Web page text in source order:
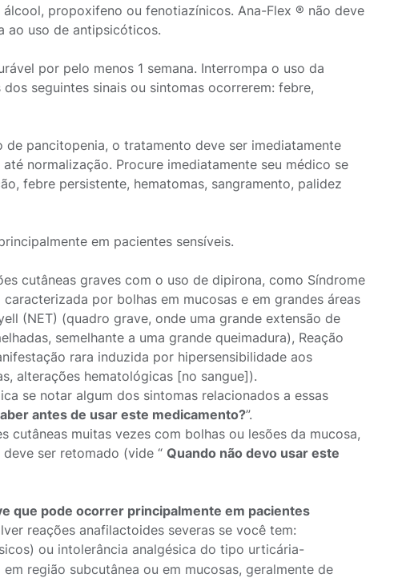
propoxifeno ou fenotiazínicos. Ana-Flex ® não deve
ao uso de antipsicóticos.
por pelo menos 1 semana. Interrompa o uso da
seguintes sinais ou sintomas ocorrerem: febre,
de pancitopenia, o tratamento deve ser imediatamente
normalização. Procure imediatamente seu médico se
febre persistente, hematomas, sangramento, palidez
em pacientes sensíveis.
cutâneas graves com o uso de dipirona, como Síndrome
por bolhas em mucosas e em grandes áreas
(NET) (quadro grave, onde uma grande extensão de
semelhante a uma grande queimadura), Reação
rara induzida por hipersensibilidade aos
alterações hematológicas [no sangue]).
se notar algum dos sintomas relacionados a essas
antes de usar este medicamento?”.
cutâneas muitas vezes com bolhas ou lesões da mucosa,
ser retomado (vide “ Quando não devo usar este
que pode ocorrer principalmente em pacientes
reações anafilactoides severas se você tem:
ou intolerância analgésica do tipo urticária-
região subcutânea ou em mucosas, geralmente de